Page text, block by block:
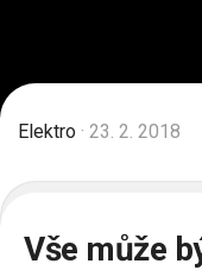
Elektro · 23. 2. 2018
Vše může